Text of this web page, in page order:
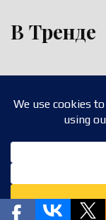
В Тренде
Translate »